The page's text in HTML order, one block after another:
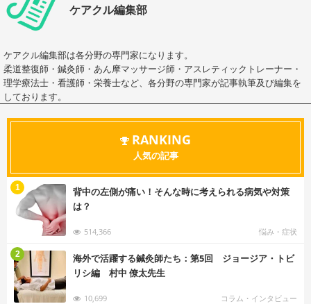
ケアクル編集部
ケアクル編集部は各分野の専門家になります。
柔道整復師・鍼灸師・あん摩マッサージ師・アスレティックトレーナー・
理学療法士・看護師・栄養士など、各分野の専門家が記事執筆及び編集を
しております。
RANKING
人気の記事
背中の左側が痛い！そんな時に考えられる病気や対策
は？
514,366 悩み・症状
1
海外で活躍する鍼灸師たち：第5回 ジョージア・トビ
リシ編 村中 僚太先生
10,699 コラム・インタビュー
2